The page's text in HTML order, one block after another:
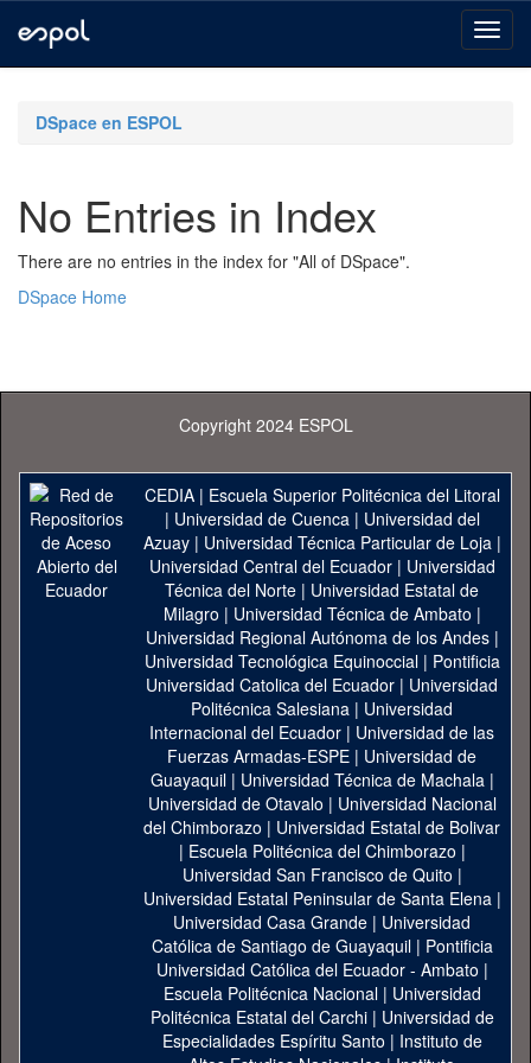
navigationDSpace en ESPOL
No Entries in Index
There are no entries in the index for "All of DSpace".
DSpace Home
Copyright 2024 ESPOL
CEDIA| Escuela Superior Politécnica del Litoral
| Universidad de Cuenca| Universidad del
Azuay| Universidad Técnica Particular de Loja|
Universidad Central del Ecuador| Universidad
Técnica del Norte | Universidad Estatal de
Milagro | Universidad Técnica de Ambato |
Universidad Regional Autónoma de los Andes|
Universidad Tecnológica Equinoccial| Pontificia
Universidad Catolica del Ecuador | Universidad
Politécnica Salesiana | Universidad
Internacional del Ecuador | Universidad de las
Fuerzas Armadas-ESPE | Universidad de
Guayaquil| Universidad Técnica de Machala|
Universidad de Otavalo | Universidad Nacional
del Chimborazo | Universidad Estatal de Bolivar
| Escuela Politécnica del Chimborazo |
Universidad San Francisco de Quito |
Universidad Estatal Peninsular de Santa Elena|
Universidad Casa Grande | Universidad
Católica de Santiago de Guayaquil| Pontificia
Universidad Católica del Ecuador - Ambato |
Escuela Politécnica Nacional| Universidad
Politécnica Estatal del Carchi| Universidad de
Especialidades Espíritu Santo | Instituto de